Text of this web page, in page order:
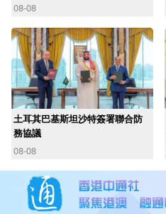
08-08
土耳其巴基斯坦沙特簽署聯合防
務協議
08-08